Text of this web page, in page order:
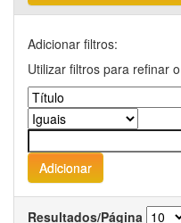
Adicionar filtros:
Utilizar filtros para refinar
Resultados/Página